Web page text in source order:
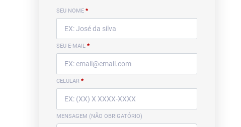
SEU NOME *
SEU E-MAIL *
CELULAR *
MENSAGEM (NÃO OBRIGATÓRIO)